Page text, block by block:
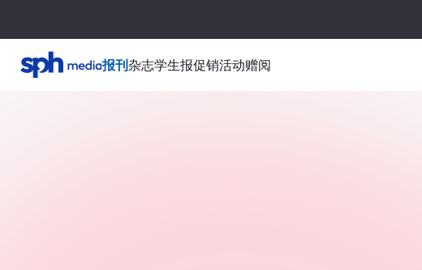
报刊杂志学生报促销活动赠阅